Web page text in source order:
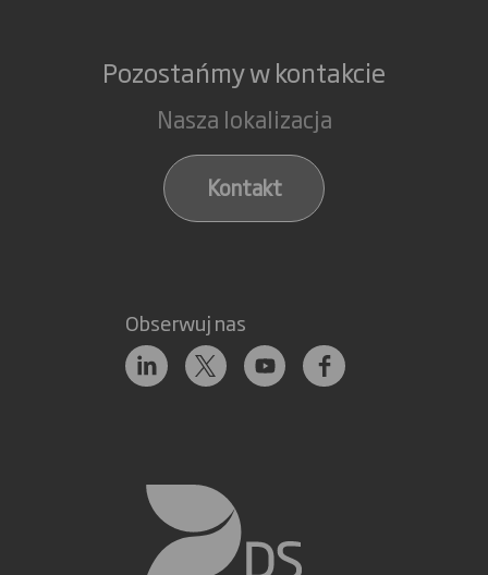
Pozostańmy w kontakcie
Nasza lokalizacja
Kontakt
Obserwuj nas